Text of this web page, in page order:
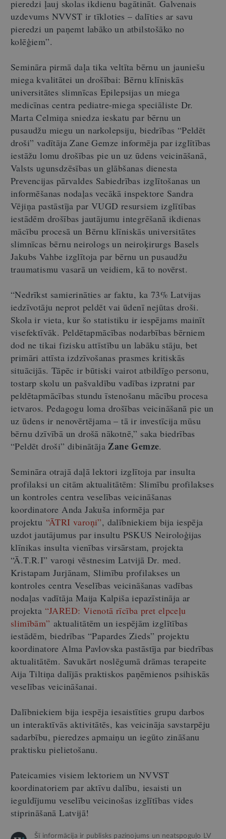
pieredzi ļauj skolas ikdienu bagātināt. Galvenais
uzdevums NVVST ir tīkloties – dalīties ar savu
pieredzi un paņemt labāko un atbilstošāko no
kolēģiem”.
Semināra pirmā daļa tika veltīta bērnu un jauniešu
miega kvalitātei un drošībai: Bērnu klīniskās
universitātes slimnīcas Epilepsijas un miega
medicīnas centra pediatre-miega speciāliste Dr.
Marta Celmiņa sniedza ieskatu par bērnu un
pusaudžu miegu un narkolepsiju, biedrības “Peldēt
droši” vadītāja Zane Gemze informēja par izglītības
iestāžu lomu drošības pie un uz ūdens veicināšanā,
Valsts ugunsdzēsības un glābšanas dienesta
Prevencijas pārvaldes Sabiedrības izglītošanas un
informēšanas nodaļas vecākā inspektore Sandra
Vējiņa pastāstīja par VUGD resursiem izglītības
iestādēm drošības jautājumu integrēšanā ikdienas
mācību procesā un Bērnu klīniskās universitātes
slimnīcas bērnu neirologs un neiroķirurgs Basels
Jakubs Vahbe izglītoja par bērnu un pusaudžu
traumatismu vasarā un veidiem, kā to novērst.
“Nedrīkst samierināties ar faktu, ka 73% Latvijas
iedzīvotāju neprot peldēt vai ūdenī nejūtas droši.
Skola ir vieta, kur šo statistiku ir iespējams mainīt
visefektīvāk. Peldētapmācības nodarbības bērniem
dod ne tikai fizisku attīstību un labāku stāju, bet
primāri attīsta izdzīvošanas prasmes kritiskās
situācijās. Tāpēc ir būtiski vairot atbildīgo personu,
tostarp skolu un pašvaldību vadības izpratni par
peldētapmācības stundu īstenošanu mācību procesa
ietvaros. Pedagogu loma drošības veicināšanā pie un
uz ūdens ir nenovērtējama– tā ir investīcija mūsu
bērnu dzīvībā un drošā nākotnē,” saka biedrības
“Peldēt droši” dibinātāja Zane Gemze.
Semināra otrajā daļā lektori izglītoja par insulta
profilaksi un citām aktualitātēm: Slimību profilakses
un kontroles centra veselības veicināšanas
koordinatore Anda Jakuša informēja par
projektu “ĀTRI varoņi”, dalībniekiem bija iespēja
uzdot jautājumus par insultu PSKUS Neiroloģijas
klīnikas insulta vienības virsārstam, projekta
“Ā.T.R.I” varoņi vēstnesim Latvijā Dr. med.
Kristapam Jurjānam, Slimību profilakses un
kontroles centra Veselības veicināšanas vadības
nodaļas vadītāja Maija Kalpiša iepazīstināja ar
projekta “JARED: Vienotā rīcība pret elpceļu
slimībām” aktualitātēm un iespējām izglītības
iestādēm, biedrības “Papardes Zieds” projektu
koordinatore Alma Pavlovska pastāstīja par biedrības
aktualitātēm. Savukārt noslēgumā drāmas terapeite
Aija Tiltiņa dalījās praktiskos paņēmienos psihiskās
veselības veicināšanai.
Dalībniekiem bija iespēja iesaistīties grupu darbos
un interaktīvās aktivitātēs, kas veicināja savstarpēju
sadarbību, pieredzes apmaiņu un iegūto zināšanu
praktisku pielietošanu.
Pateicamies visiem lektoriem un NVVST
koordinatoriem par aktīvu dalību, iesaisti un
ieguldījumu veselību veicinošas izglītības vides
stiprināšanā Latvijā!
Šī informācija ir publisks paziņojums un neatspoguļo LV